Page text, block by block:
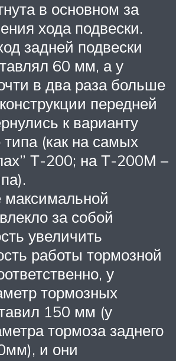
в основном за
хода подвески.
задней подвески
60 мм, а у
в два раза больше
передней
к варианту
(как на самых
Т-200; на Т-200М –
максимальной
за собой
увеличить
работы тормозной
у
тормозных
150 мм (у
тормоза заднего
и они